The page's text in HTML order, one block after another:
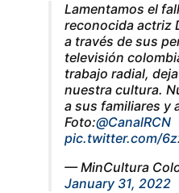
Lamentamos el
reconocida actriz
a través de sus
televisión
trabajo radial,
nuestra cultura.
a sus familiares y
Foto:@CanalRCN
pic.twitter.com/
— MinCultura
January 31, 2022